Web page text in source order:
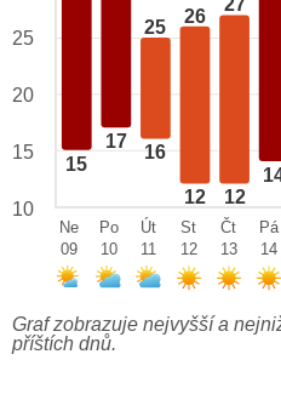
15
17
25
16
26
12
27
12
25
20
15
10
Ne
09
Po
10
Út
11
St
12
Čt
13
Pá
14
Graf zobrazuje nejvyšší a
příštích dnů.